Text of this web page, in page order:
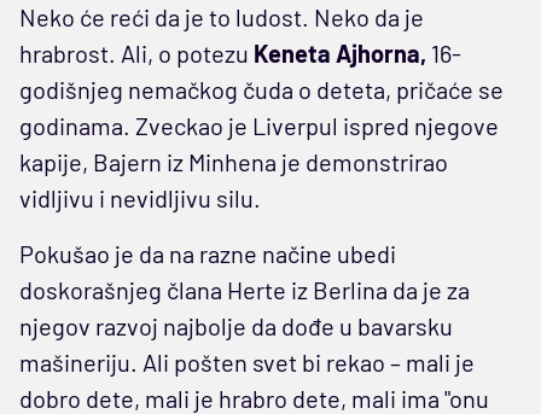
Neko će reći da je to ludost. Neko da je
hrabrost. Ali, o potezu Keneta Ajhorna, 16-
godišnjeg nemačkog čuda o deteta, pričaće se
godinama. Zveckao je Liverpul ispred njegove
kapije, Bajern iz Minhena je demonstrirao
vidljivu i nevidljivu silu.
Pokušao je da na razne načine ubedi
doskorašnjeg člana Herte iz Berlina da je za
njegov razvoj najbolje da dođe u bavarsku
mašineriju. Ali pošten svet bi rekao – mali je
dobro dete, mali je hrabro dete, mali ima "onu